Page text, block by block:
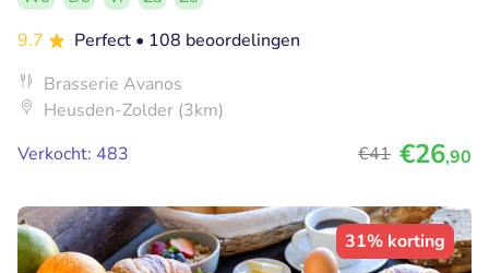
9.7
Perfect • 108 beoordelingen
Brasserie Avanos
Heusden-Zolder (3km)
Verkocht: 483
€41 €26,90
31% korting